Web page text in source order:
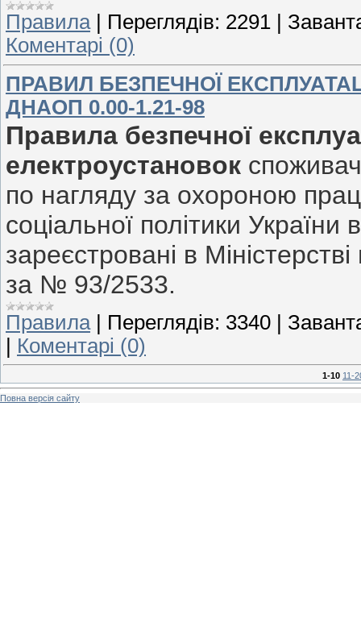
Правила| Переглядів: 2291
Коментарі (0)
ПРАВИЛ БЕЗПЕЧНОЇ
ДНАОП 0.00-1.21-98
Правила безпечної
електроустановок
по нагляду за охороною
соціальної політики
зареєстровані в
за № 93/2533.
Правила| Переглядів: 3340
Коментарі (0)
1-10 11-
Повна версія сайту